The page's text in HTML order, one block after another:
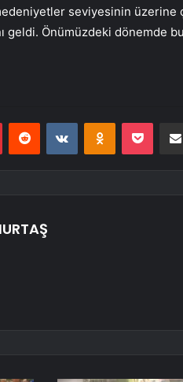
seviyesinin üzerine
geldi. Önümüzdeki dönemde
PinterestReddit VKontakteOdnoklassniki
Pocket